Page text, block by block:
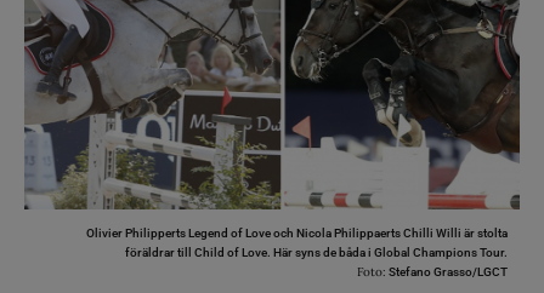
Olivier Philipperts Legend of Love och Nicola Philippaerts Chilli Willi är stolta
föräldrar till Child of Love. Här syns de båda i Global Champions Tour.
Foto: Stefano Grasso/LGCT